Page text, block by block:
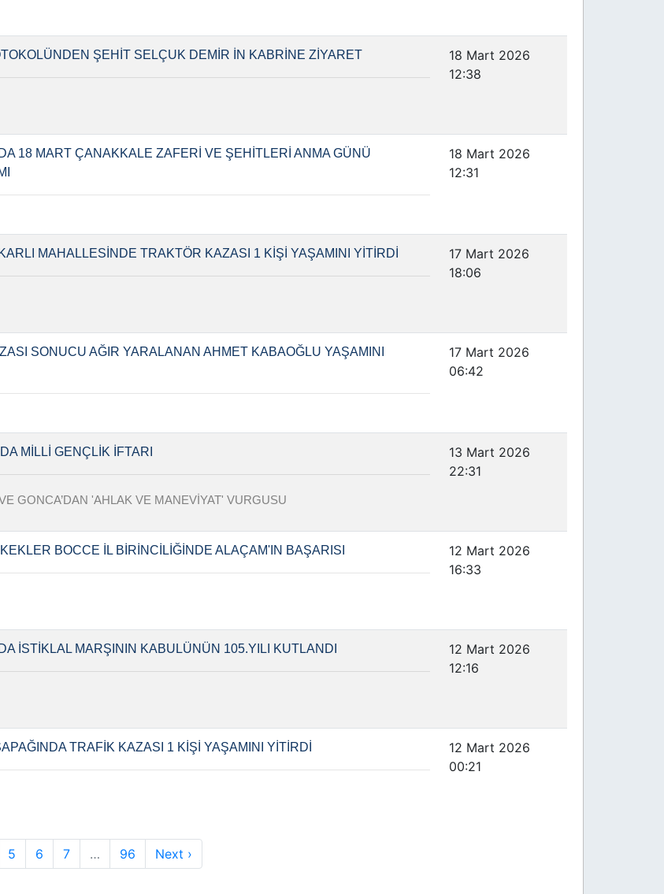
ŞEHİT SELÇUK DEMİR İN KABRİNE ZİYARET
18 Mart 2026
12:38
18 MART ÇANAKKALE ZAFERİ VE ŞEHİTLERİ ANMA GÜNÜ
18 Mart 2026
12:31
MAHALLESİNDE TRAKTÖR KAZASI 1 KİŞİ YAŞAMINI YİTİRDİ
17 Mart 2026
18:06
SONUCU AĞIR YARALANAN AHMET KABAOĞLU YAŞAMINI
17 Mart 2026
06:42
MİLLİ GENÇLİK İFTARI
GONCA’DAN 'AHLAK VE MANEVİYAT' VURGUSU
13 Mart 2026
22:31
BOCCE İL BİRİNCİLİĞİNDE ALAÇAM'IN BAŞARISI
12 Mart 2026
16:33
İSTİKLAL MARŞININ KABULÜNÜN 105.YILI KUTLANDI
12 Mart 2026
12:16
TRAFİK KAZASI 1 KİŞİ YAŞAMINI YİTİRDİ
12 Mart 2026
00:21
5 6 7 … 96 Next ›